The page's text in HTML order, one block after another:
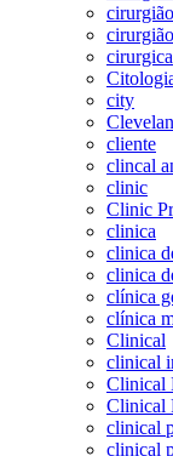
cirurgica
city
cliente
clincal
clinic
Clinic
clinica
clinica
clinica
clínica
clínica
Clinical
clinical
Clinical
Clinical
clinical
clinical